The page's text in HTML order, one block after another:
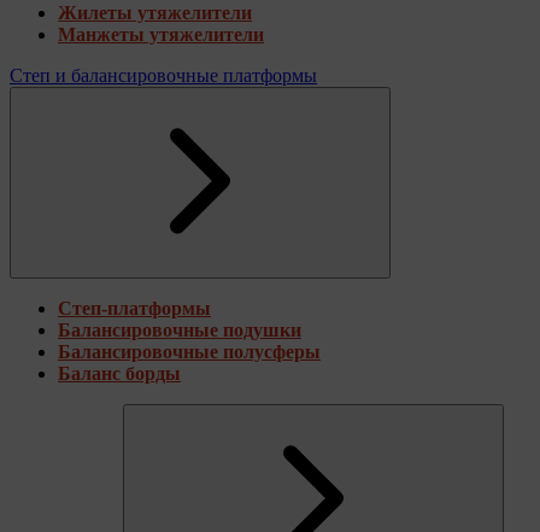
Жилеты утяжелители
Манжеты утяжелители
Степ и балансировочные платформы
Степ-платформы
Балансировочные подушки
Балансировочные полусферы
Баланс борды